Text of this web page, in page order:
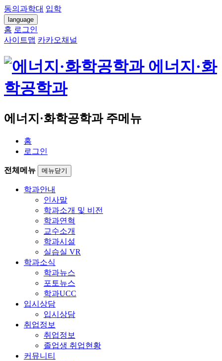
동의과학대 입학
language
홈 로그인
사이트맵 카카오채널
에너지·화
학공학과
에너지·화학공학과 주메뉴
홈
로그인
전체메뉴 메뉴닫기
학과안내
인사말
학과소개 및 비전
학과연혁
교수소개
학과시설
실습실 VR
학과소식
학과뉴스
포토뉴스
학과UCC
입시상담
입시상담
취업정보
취업정보
졸업생 취업현황
커뮤니티